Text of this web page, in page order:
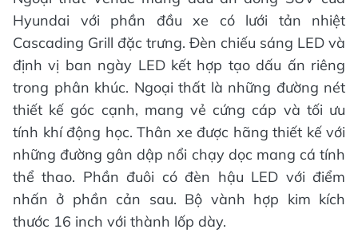
Hyundai với phần đầu xe có lưới tản nhiệt
Cascading Grill đặc trưng. Đèn chiếu sáng LED và
định vị ban ngày LED kết hợp tạo dấu ấn riêng
trong phân khúc. Ngoại thất là những đường nét
thiết kế góc cạnh, mang vẻ cứng cáp và tối ưu
tính khí động học. Thân xe được hãng thiết kế với
những đường gân dập nổi chạy dọc mang cá tính
thể thao. Phần đuôi có đèn hậu LED với điểm
nhấn ở phần cản sau. Bộ vành hợp kim kích
thước 16 inch với thành lốp dày.